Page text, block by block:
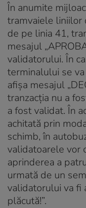
În anumite
tramvaiele liniilor
de pe linia 41,
mesajul
validatorului. În
terminalului se
afişa mesajul
tranzacţia nu a
a fost validat. În
achitată prin
schimb, în
validatoarele vor
aprinderea a
urmată de un
validatorului va fi
plăcută!”.